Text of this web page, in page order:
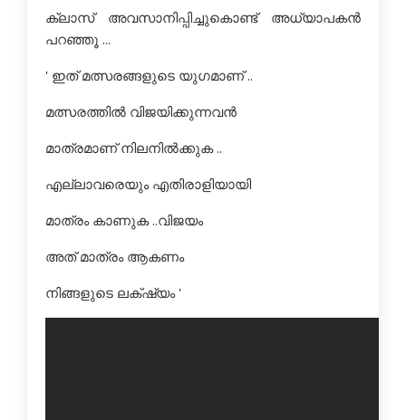
ക്ലാസ് അവസാനിപ്പിച്ചുകൊണ്ട് അധ്യാപകന്‍
പറഞ്ഞൂ ...
' ഇത് മത്സരങ്ങളുടെ യുഗമാണ് ..
മത്സരത്തില്‍ വിജയിക്കുന്നവന്‍
മാത്രമാണ് നിലനില്‍ക്കുക ..
എല്ലാവരെയും എതിരാളിയായി
മാത്രം കാണുക ..വിജയം
അത് മാത്രം ആകണം
നിങ്ങളുടെ ലക്‌ഷ്യം '